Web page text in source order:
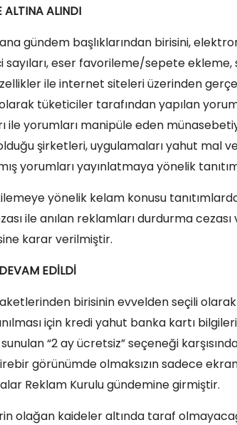
ALTINA ALINDI
ana gündem başlıklarından birisini,
eser favorileme/sepete
ile internet siteleri üzerinden
tüketiciler tarafından yapılan
ile yorumları manipüle eden
şirketleri, uygulamaları yahut mal
yorumları yayınlatmaya yönelik
yönelik kelam konusu
ile anılan reklamları durdurma
karar verilmiştir.
EDİLDİ
birisinin evvelden seçili
için kredi yahut banka kartı
“2 ay ücretsiz” seçeneği
görünümde olmaksızın sadece
Reklam Kurulu gündemine girmiştir.
olağan kaideler altında taraf